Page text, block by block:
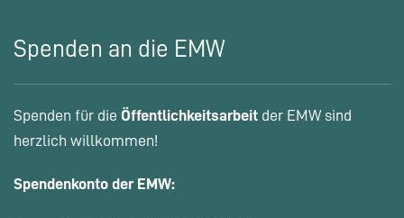
Spenden an die EMW
Spenden für die Öffentlichkeitsarbeit der EMW sind
herzlich willkommen!
Spendenkonto der EMW: